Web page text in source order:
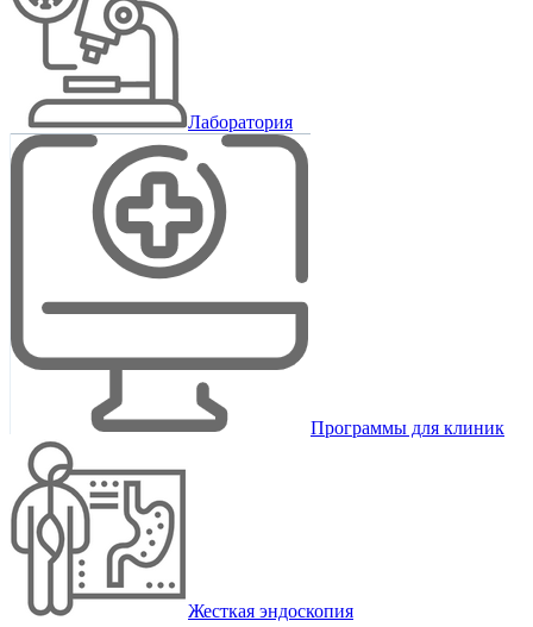
Лаборатория
Программы для клиник
Жесткая эндоскопия